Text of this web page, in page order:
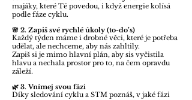
testovací pdf produkt
testovací pdf
produkttestovací pdf
produkt testovací pdf
produkt testovací pdf
produkt testovací pdf
majáky, které Tě povedou, i když energie kolísá
podle fáze cyklu.
🌸 2. Zapiš své rychlé úkoly (to-do’s)
Každý týden máme i drobné věci, které je potřeba
udělat, ale nechceme, aby nás zahltily.
Zapiš si je mimo hlavní plán, aby sis vyčistila
hlavu a nechala prostor pro to, na čem opravdu
záleží.
🌿 3. Vnímej svou fázi
Díky sledování cyklu a STM poznáš, v jaké fázi